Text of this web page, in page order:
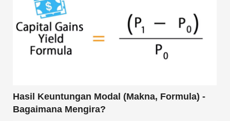
Hasil Keuntungan Modal (Makna, Formula) -
Bagaimana Mengira?